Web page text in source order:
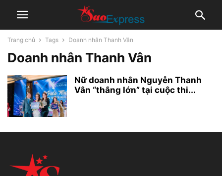
Trang chủ Tags Doanh nhân Thanh Vân
Doanh nhân Thanh Vân
Nữ doanh nhân Nguyễn Thanh
Vân “thắng lớn” tại cuộc thi...